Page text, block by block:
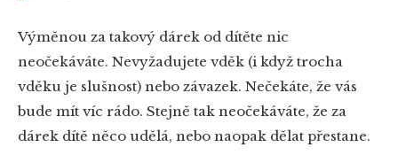
Výměnou za takový dárek od dítěte nic
neočekáváte. Nevyžadujete vděk (i když trocha
vděku je slušnost) nebo závazek. Nečekáte, že vás
bude mít víc rádo. Stejně tak neočekáváte, že za
dárek dítě něco udělá, nebo naopak dělat přestane.